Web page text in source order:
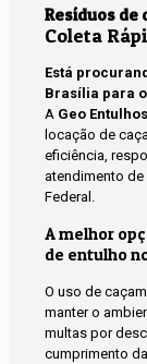
Resíduos de
Coleta
Está
Brasília para
A Geo Entulhos
locação de
eficiência,
atendimento
Federal.
A melhor
de entulho
O uso de
manter o
multas por
cumprimento